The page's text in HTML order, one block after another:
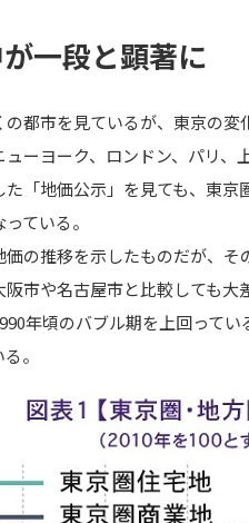
一段と顕著に
都市を見ているが、東京の
ーヨーク、ロンドン、パリ、
「地価公示」を見ても、東
ている。
の推移を示したものだが、
市や名古屋市と比較しても
年頃のバブル期を上回って
。